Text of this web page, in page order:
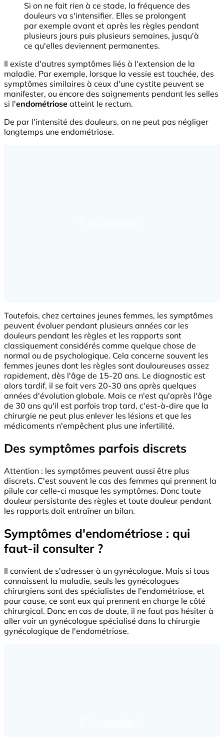
Si on ne fait rien à ce stade, la fréquence des
douleurs va s'intensifier. Elles se prolongent
par exemple avant et après les règles pendant
plusieurs jours puis plusieurs semaines, jusqu'à
ce qu'elles deviennent permanentes.
Il existe d'autres symptômes liés à l'extension de la
maladie. Par exemple, lorsque la vessie est touchée, des
symptômes similaires à ceux d'une cystite peuvent se
manifester, ou encore des saignements pendant les selles
si l'endométriose atteint le rectum.
De par l'intensité des douleurs, on ne peut pas négliger
longtemps une endométriose.
Toutefois, chez certaines jeunes femmes, les symptômes
peuvent évoluer pendant plusieurs années car les
douleurs pendant les règles et les rapports sont
classiquement considérés comme quelque chose de
normal ou de psychologique. Cela concerne souvent les
femmes jeunes dont les règles sont douloureuses assez
rapidement, dès l'âge de 15-20 ans. Le diagnostic est
alors tardif, il se fait vers 20-30 ans après quelques
années d'évolution globale. Mais ce n'est qu'après l'âge
de 30 ans qu'il est parfois trop tard, c'est-à-dire que la
chirurgie ne peut plus enlever les lésions et que les
médicaments n'empêchent plus une infertilité.
Des symptômes parfois discrets
Attention : les symptômes peuvent aussi être plus
discrets. C'est souvent le cas des femmes qui prennent la
pilule car celle-ci masque les symptômes. Donc toute
douleur persistante des règles et toute douleur pendant
les rapports doit entraîner un bilan.
Symptômes d'endométriose : qui
faut-il consulter ?
Il convient de s'adresser à un gynécologue. Mais si tous
connaissent la maladie, seuls les gynécologues
chirurgiens sont des spécialistes de l'endométriose, et
pour cause, ce sont eux qui prennent en charge le côté
chirurgical. Donc en cas de doute, il ne faut pas hésiter à
aller voir un gynécologue spécialisé dans la chirurgie
gynécologique de l'endométriose.